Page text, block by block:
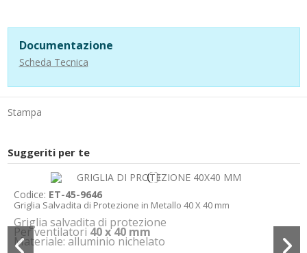
Documentazione
Scheda Tecnica
Stampa
Suggeriti per te
Codice: ET-45-9646
Griglia Salvadita di Protezione in Metallo 40 X 40 mm
Griglia salvadita di protezione
Per ventilatori 40 x 40 mm
Materiale: alluminio nichelato